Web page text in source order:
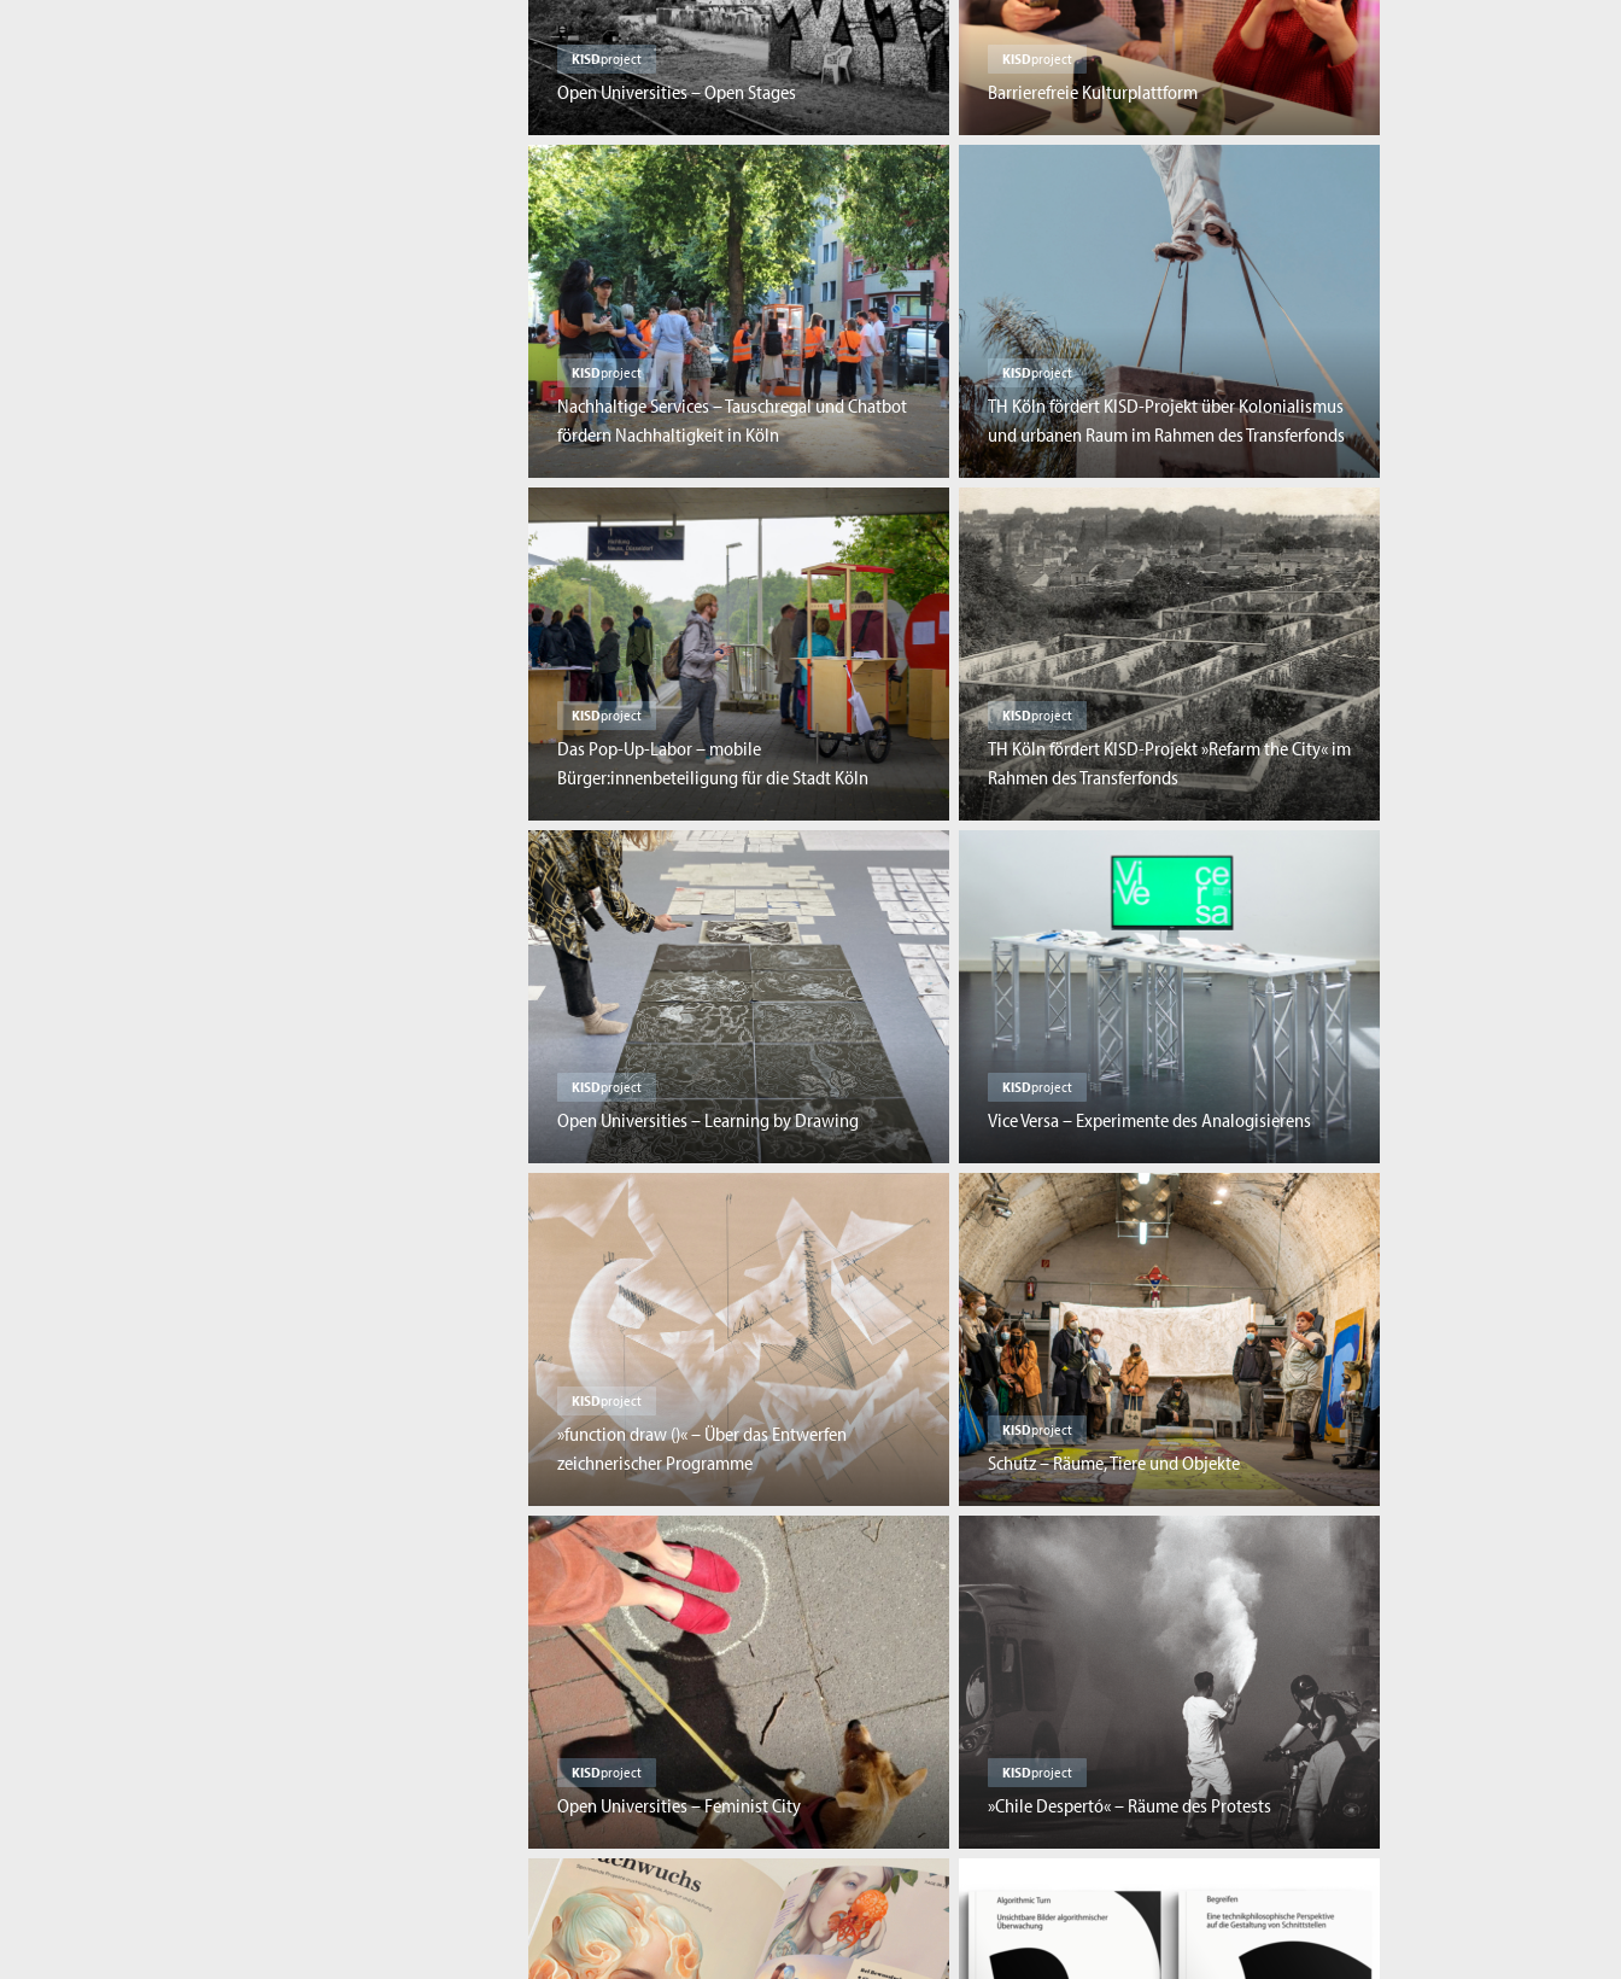
KISDproject
Open Universities – Open Stages
KISDproject
Barrierefreie Kulturplattform
KISDproject
Nachhaltige Services – Tauschregal und Chatbot
fördern Nachhaltigkeit in Köln
KISDproject
TH Köln fördert KISD-Projekt über Kolonialismus
und urbanen Raum im Rahmen des Transferfonds
KISDproject
Das Pop-Up-Labor – mobile
Bürger:innenbeteiligung für die Stadt Köln
KISDproject
TH Köln fördert KISD-Projekt »Refarm the City« im
Rahmen des Transferfonds
KISDproject
Open Universities – Learning by Drawing
KISDproject
Vice Versa – Experimente des Analogisierens
KISDproject
»function draw ()« – Über das Entwerfen
zeichnerischer Programme
KISDproject
Schutz – Räume, Tiere und Objekte
KISDproject
Open Universities – Feminist City
KISDproject
»Chile Despertó« – Räume des Protests